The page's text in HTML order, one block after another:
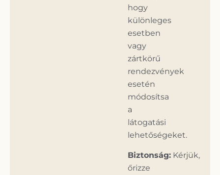
hogy
különleges
esetben
vagy
zártkörű
rendezvények
esetén
módosítsa
a
látogatási
lehetőségeket.
Biztonság:Kérjük,
őrizze